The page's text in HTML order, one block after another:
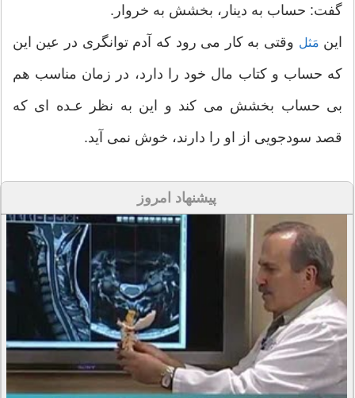
گفت: حساب به دینار، بخشش به خروار.
این مَثل وقتی به کار می رود که آدم توانگری در عین این
که حساب و کتاب مال خود را دارد، در زمان مناسب هم
بی حساب بخشش می کند و این به نظر عـده ای که
قصد سودجویی از او را دارند، خوش نمی آید.
پیشنهاد امروز